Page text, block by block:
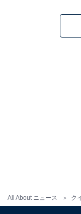
All About ニュース ク